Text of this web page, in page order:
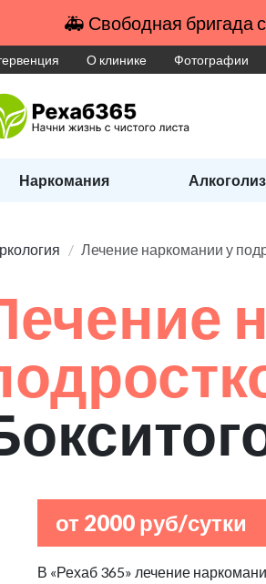
🚑 Свободная бригада
О клинике Фотографии
Наркомания
Лечение наркомании у
от 2000 руб/сутки
В «Рехаб 365» лечение